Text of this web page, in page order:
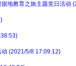
地教育之旅主题党日活动
动 (2021/5/8 17:09:12)